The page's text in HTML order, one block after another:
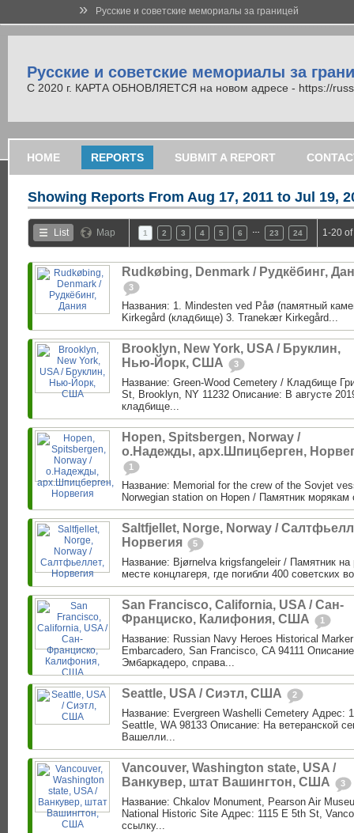
» Русские и советские мемориалы за границей
Русские и советские мемориалы за
С 2020 г. КАРТА ОБНОВЛЯЕТСЯ на новом адресе - https://
HOME REPORTS SUBMIT A REPORT
Showing Reports From Aug 17, 2011 to Jul 19,
List Map 1 2 3 4 5 6 23 24 1-20
Rudkøbing, Denmark / Рудкёбинг,
3
Названия: 1. Mindesten ved Påø (памятный
Kirkegård (кладбище) 3. Tranekær Kirkegård...
Brooklyn, New York, USA / Бруклин,
Нью-Йорк, США
3
Название: Green-Wood Cemetery / Кладбище
St, Brooklyn, NY 11232 Описание: В августе
кладбище...
Hopen, Spitsbergen, Norway /
о.Надежды, арх.Шпицберген,
1
Название: Memorial for the crew of the Sovjet
Norwegian station on Hopen / Памятник морякам
Saltfjellet, Norge, Norway /
Норвегия
5
Название: Bjørnelva krigsfangeleir / Памятник на
месте концлагеря, где погибли 400 советских
San Francisco, California, USA / Сан-
Франциско, Калифония, США
1
Название: Russian Navy Heroes Historical
Embarcadero, San Francisco, CA 94111
Эмбаркадеро, справа...
Seattle, USA / Сиэтл, США 2
Название: Evergreen Washelli Cemetery Адрес:
Seattle, WA 98133 Описание: На ветеранской
Вашелли...
Vancouver, Washington state, USA /
Ванкувер, штат Вашингтон, США
3
Название: Chkalov Monument, Pearson Air
National Historic Site Адрес: 1115 E 5th St,
ссылку...